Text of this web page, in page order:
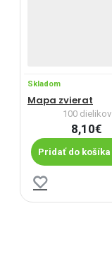
Skladom
Mapa zvierat
100 dielikov
8,10€
Pridať do košíka